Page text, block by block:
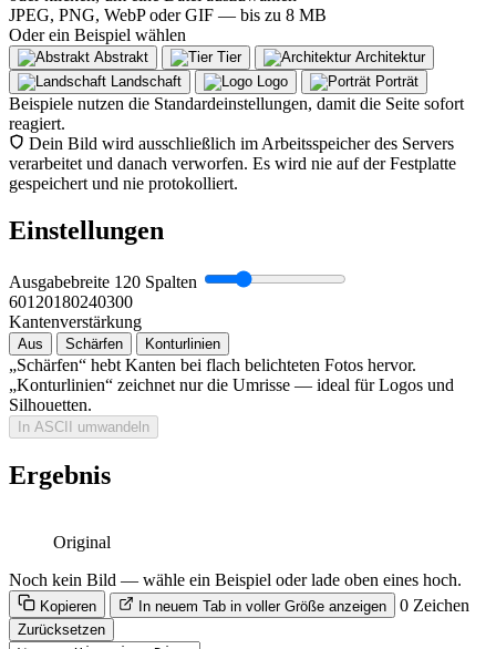
JPEG, PNG, WebP oder GIF — bis zu 8 MB
Oder ein Beispiel wählen
Abstrakt Tier
Architektur
Landschaft
Logo Porträt
Beispiele nutzen die Standardeinstellungen, damit die Seite sofort
reagiert.
Dein Bild wird ausschließlich im Arbeitsspeicher des Servers
verarbeitet und danach verworfen. Es wird nie auf der Festplatte
gespeichert und nie protokolliert.
Einstellungen
Ausgabebreite 120 Spalten
60120180240300
Kantenverstärkung
Aus Schärfen Konturlinien
„Schärfen“ hebt Kanten bei flach belichteten Fotos hervor.
„Konturlinien“ zeichnet nur die Umrisse — ideal für Logos und
Silhouetten.
In ASCII umwandeln
Ergebnis
Original
Noch kein Bild — wähle ein Beispiel oder lade oben eines hoch.
Kopieren In neuem Tab in voller Größe anzeigen 0 Zeichen
Zurücksetzen